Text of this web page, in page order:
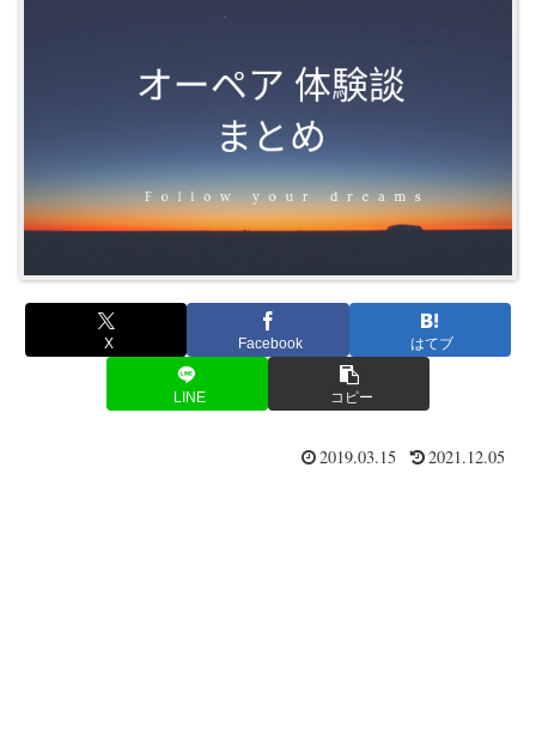
X Facebook はてブ
LINE コピー
2019.03.15 2021.12.05